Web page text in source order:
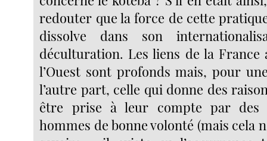
redouter que la force de cette
dissolve dans son
déculturation. Les liens de la France
l’Ouest sont profonds mais, pour
l’autre part, celle qui donne des
être prise à leur compte par des
hommes de bonne volonté (mais cela